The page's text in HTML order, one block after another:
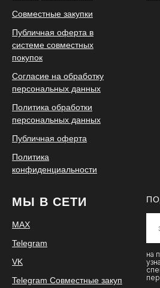
Совместные закупки
Публичная оферта в
системе совместных
покупок
Согласие на обработку
персональных данных
Политика обработки
персональных данных
Публичная оферта
Политика
конфиденциальности
МЫ В СЕТИ
MAX
Telegram
VK
Telegram Совместные закуп
на